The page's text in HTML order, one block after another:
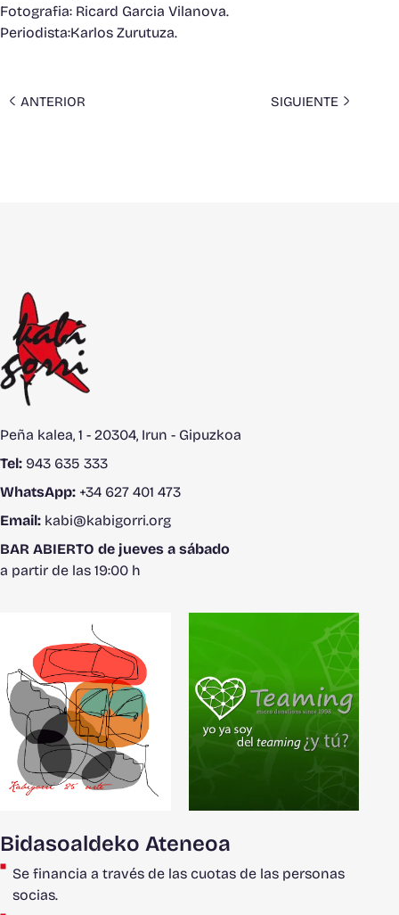
Fotografia: Ricard Garcia Vilanova.
Periodista:Karlos Zurutuza.
ANTERIOR SIGUIENTE
Peña kalea, 1 - 20304, Irun - Gipuzkoa
Tel: 943 635 333
WhatsApp: +34 627 401 473
Email: kabi@kabigorri.org
BAR ABIERTO de jueves a sábado
a partir de las 19:00 h
Bidasoaldeko Ateneoa
Se financia a través de las cuotas de las personas
socias.